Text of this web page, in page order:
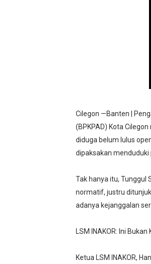
BPN
BM
Cilegon —Banten |
(BPKPAD) Kota
diduga belum lulus
dipaksakan menduduki
Tak hanya itu, Tunggul
normatif, justru
adanya kejanggalan
LSM INAKOR: Ini
Ketua LSM INAKOR,